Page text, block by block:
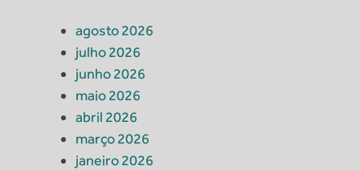
agosto 2026
julho 2026
junho 2026
maio 2026
abril 2026
março 2026
janeiro 2026